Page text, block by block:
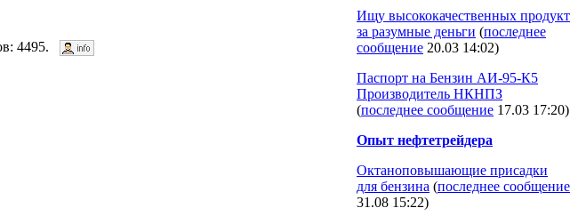
4495.
Ищу высококачественных продукт
за разумные деньги (последнее
сообщение 20.03 14:02)
Паспорт на Бензин АИ-95-К5
Производитель НКНПЗ
(последнее сообщение 17.03 17:20)
Опыт нефтетрейдера
Октаноповышающие присадки
для бензина (последнее сообщение
31.08 15:22)